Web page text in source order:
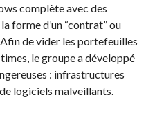
complète avec des
forme d’un “contrat” ou
de vider les portefeuilles
le groupe a développé
: infrastructures
logiciels malveillants.